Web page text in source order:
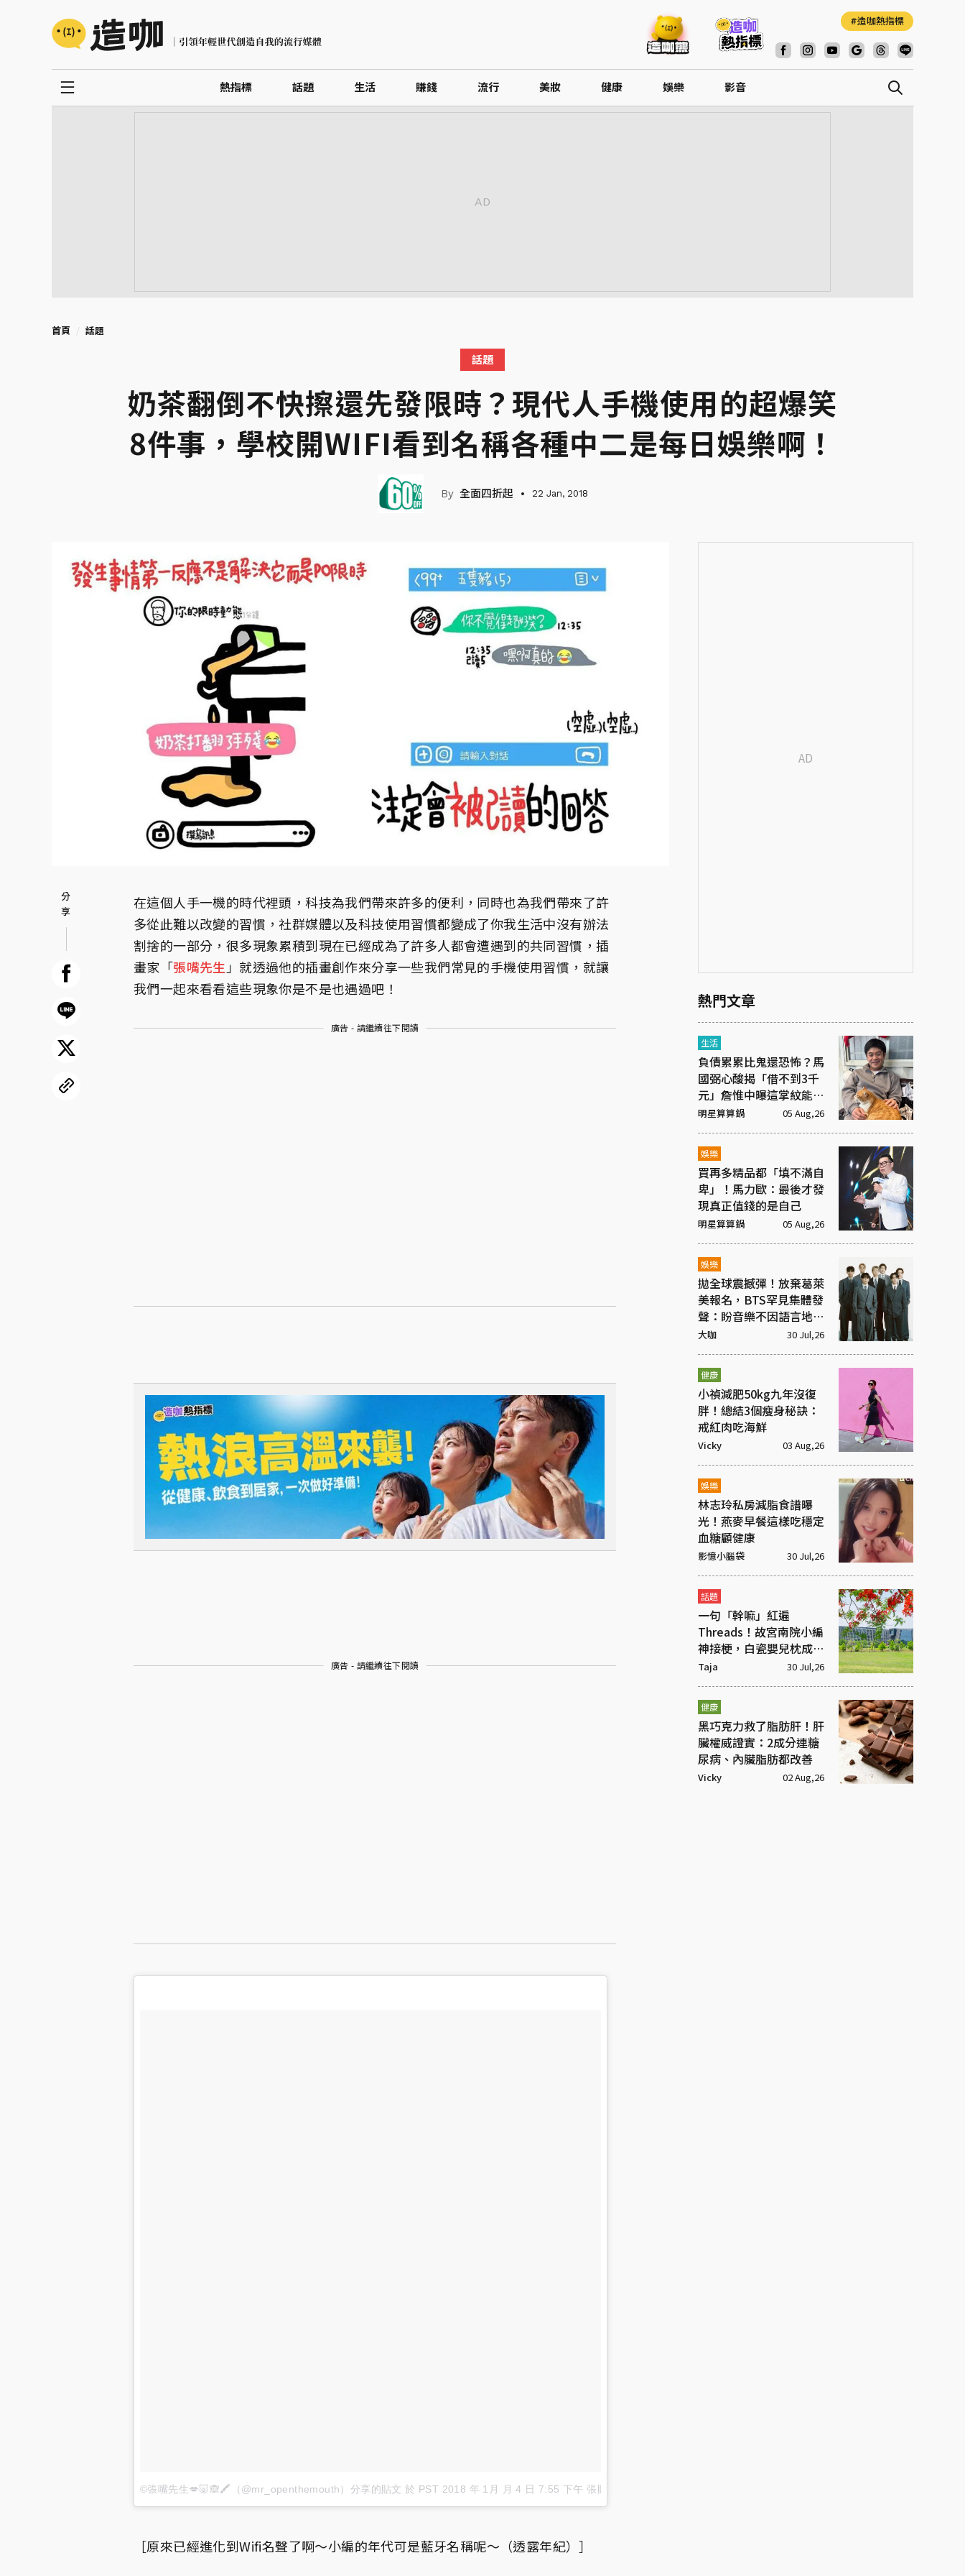
造咖熱指標
熱指標 話題 生活 賺錢 流行 美妝 健康 娛樂 影音
首頁 話題
話題
奶茶翻倒不快擦還先發限時？現代人手機使用的超爆笑
8件事，學校開WIFI看到名稱各種中二是每日娛樂啊！
全面四折起 22 Jan, 2018
在這個人手一機的時代裡頭，科技為我們帶來許多的便利，同時也為我們帶來了許
多從此難以改變的習慣，社群媒體以及科技使用習慣都變成了你我生活中沒有辦法
割捨的一部分，很多現象累積到現在已經成為了許多人都會遭遇到的共同習慣，插
畫家「張嘴先生 」就透過他的插畫創作來分享一些我們常見的手機使用習慣，就讓
我們一起來看看這些現象你是不是也遇過吧！
廣告 - 請繼續往下閱讀
廣告 - 請繼續往下閱讀
©張嘴先生💋🐷🙈🖍（@mr_openthemouth）分享的貼文 於 PST 2018 年 1月 月 4 日 7:55 下午 張貼
［原來已經進化到Wifi名聲了啊～小編的年代可是藍牙名稱呢～（透露年紀）］
熱門文章
生活
負債累累比鬼還恐怖？馬
國弼心酸揭「借不到3千
元」詹惟中曝這掌紋能救
命！
明星算算鍋 05 Aug,26
娛樂
買再多精品都「填不滿自
卑」！馬力歐：最後才發
現真正值錢的是自己
明星算算鍋 05 Aug,26
娛樂
拋全球震撼彈！放棄葛萊
美報名，BTS罕見集體發
聲：盼音樂不因語言地區
被區分
大咖 30 Jul,26
健康
小禎減肥50kg九年沒復
胖！總結3個瘦身秘訣：
戒紅肉吃海鮮
Vicky 03 Aug,26
娛樂
林志玲私房減脂食譜曝
光！燕麥早餐這樣吃穩定
血糖顧健康
影憶小腦袋 30 Jul,26
話題
一句「幹嘛」紅遍
Threads！故宮南院小編
神接梗，白瓷嬰兒枕成最
夯迷因
Taja 30 Jul,26
健康
黑巧克力救了脂肪肝！肝
臟權威證實：2成分連糖
尿病、內臟脂肪都改善
Vicky 02 Aug,26